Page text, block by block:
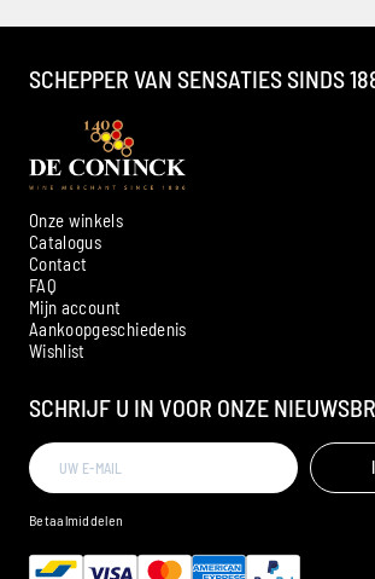
Onze winkels
Catalogus
Contact
FAQ
Mijn account
Aankoopgeschiedenis
Wishlist
SCHRIJF U IN VOOR ONZE
SCHEPPER VAN SENSATIES SINDS
Betaalmiddelen